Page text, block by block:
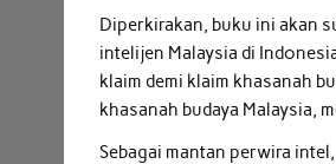
Diperkirakan, buku ini akan
intelijen Malaysia di
klaim demi klaim khasanah
khasanah budaya Malaysia,
Sebagai mantan perwira